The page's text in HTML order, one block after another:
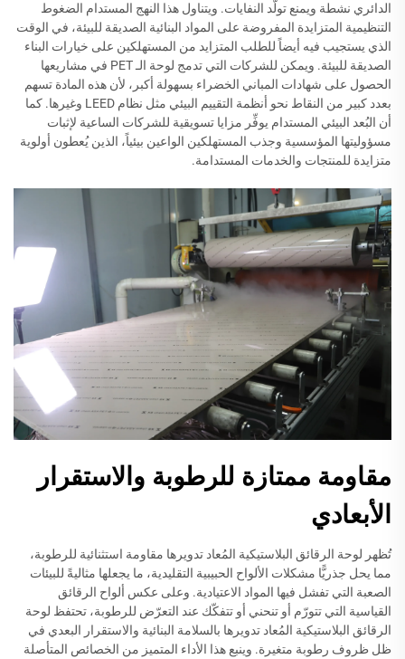
الدائري نشطة ويمنع تولُّد النفايات. ويتناول هذا النهج المستدام الضغوط
التنظيمية المتزايدة المفروضة على المواد البنائية الصديقة للبيئة، في الوقت
الذي يستجيب فيه أيضاً للطلب المتزايد من المستهلكين على خيارات البناء
الصديقة للبيئة. ويمكن للشركات التي تدمج لوحة الـ PET في مشاريعها
الحصول على شهادات المباني الخضراء بسهولة أكبر، لأن هذه المادة تسهم
بعدد كبير من النقاط نحو أنظمة التقييم البيئي مثل نظام LEED وغيرها. كما
أن البُعد البيئي المستدام يوفِّر مزايا تسويقية للشركات الساعية لإثبات
مسؤوليتها المؤسسية وجذب المستهلكين الواعين بيئياً، الذين يُعطون أولوية
متزايدة للمنتجات والخدمات المستدامة.
مقاومة ممتازة للرطوبة والاستقرار
الأبعادي
تُظهر لوحة الرقائق البلاستيكية المُعاد تدويرها مقاومة استثنائية للرطوبة،
مما يحل جذريًّا مشكلات الألواح الحبيبية التقليدية، ما يجعلها مثاليةً للبيئات
الصعبة التي تفشل فيها المواد الاعتيادية. وعلى عكس ألواح الرقائق
القياسية التي تتورّم أو تنحني أو تتفكّك عند التعرّض للرطوبة، تحتفظ لوحة
الرقائق البلاستيكية المُعاد تدويرها بالسلامة البنائية والاستقرار البعدي في
ظل ظروف رطوبة متغيرة. وينبع هذا الأداء المتميز من الخصائص المتأصلة